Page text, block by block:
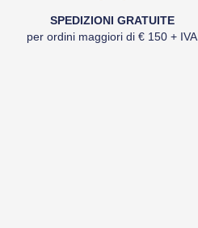
SPEDIZIONI GRATUITE
per ordini maggiori di € 150 + IVA